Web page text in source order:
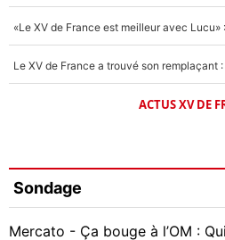
ACTUS XV DE
Sondage
Mercato - Ça bouge à l’OM :